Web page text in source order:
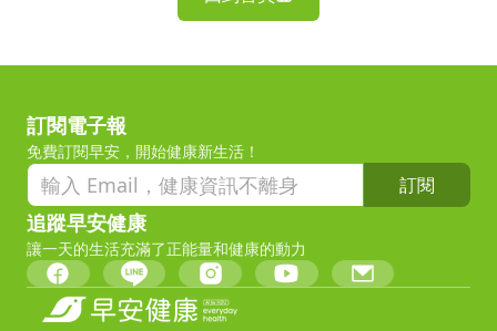
訂閱電子報
免費訂閱早安，開始健康新生活！
訂閱
追蹤早安健康
讓一天的生活充滿了正能量和健康的動力